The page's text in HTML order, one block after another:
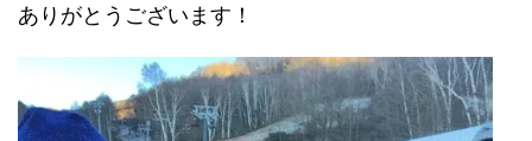
ありがとうございます！